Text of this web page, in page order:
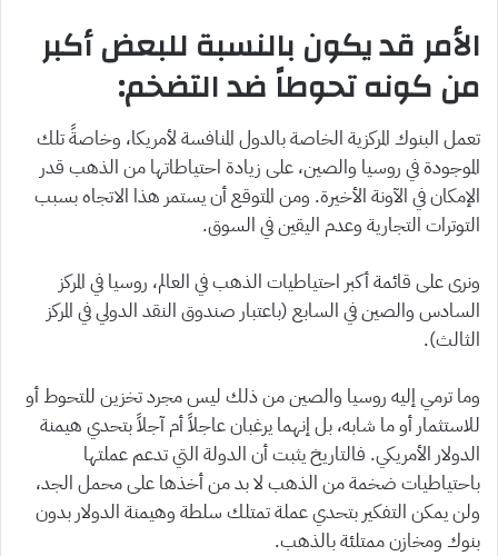
الأمر قد يكون بالنسبة للبعض أكبر
من كونه تحوطاً ضد التضخم:
تعمل البنوك المركزية الخاصة بالدول المنافسة لأمريكا، وخاصةً تلك
الموجودة في روسيا والصين، على زيادة احتياطاتها من الذهب قدر
الإمكان في الآونة الأخيرة. ومن المتوقع أن يستمر هذا الاتجاه بسبب
التوترات التجارية وعدم اليقين في السوق.
ونرى على قائمة أكبر احتياطيات الذهب في العالم، روسيا في المركز
السادس والصين في السابع (باعتبار صندوق النقد الدولي في المركز
الثالث).
وما ترمي إليه روسيا والصين من ذلك ليس مجرد تخزين للتحوط أو
للاستثمار أو ما شابه، بل إنهما يرغبان عاجلاً أم آجلاً بتحدي هيمنة
الدولار الأمريكي. فالتاريخ يثبت أن الدولة التي تدعم عملتها
باحتياطيات ضخمة من الذهب لا بد من أخذها على محمل الجد،
ولن يمكن التفكير بتحدي عملة تمتلك سلطة وهيمنة الدولار بدون
بنوك ومخازن ممتلئة بالذهب.